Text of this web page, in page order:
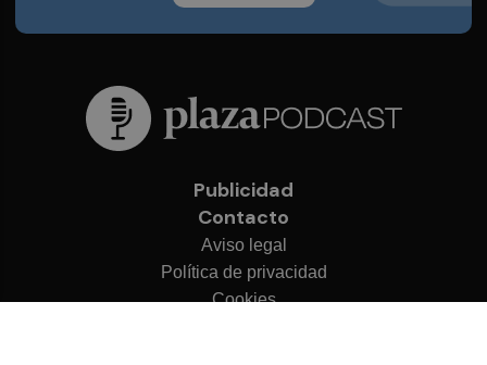
Publicidad
Contacto
Aviso legal
Política de privacidad
Cookies